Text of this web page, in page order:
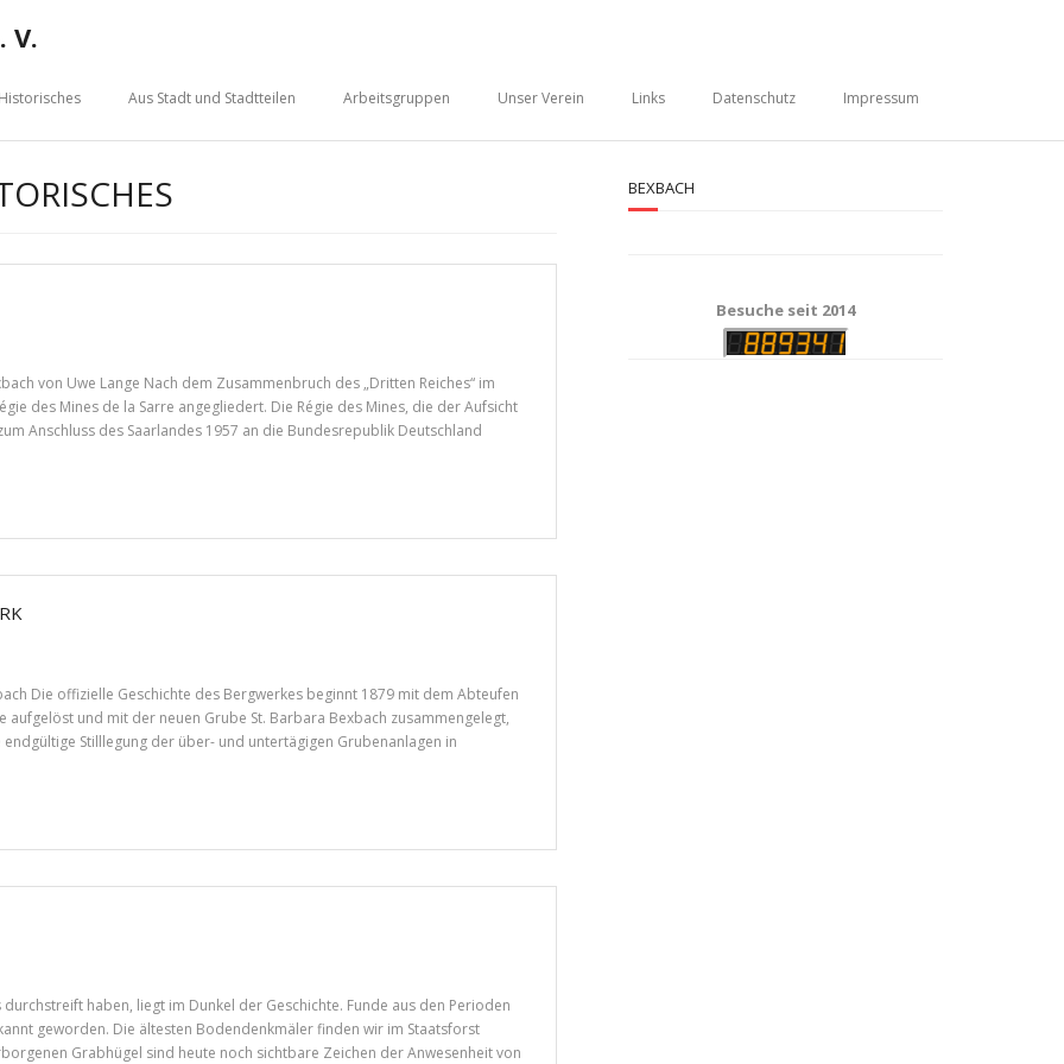
V.
Historisches Aus Stadt und Stadtteilen Arbeitsgruppen Unser Verein Links Datenschutz Impressum
von Uwe Lange Nach dem Zusammenbruch des „Dritten Reiches“ im
des Mines de la Sarre angegliedert. Die Régie des Mines, die der Aufsicht
Anschluss des Saarlandes 1957 an die Bundesrepublik Deutschland
Die offizielle Geschichte des Bergwerkes beginnt 1879 mit dem Abteufen
aufgelöst und mit der neuen Grube St. Barbara Bexbach zusammengelegt,
Stilllegung der über- und untertägigen Grubenanlagen in
haben, liegt im Dunkel der Geschichte. Funde aus den Perioden
geworden. Die ältesten Bodendenkmäler finden wir im Staatsforst
Grabhügel sind heute noch sichtbare Zeichen der Anwesenheit von
BEXBACH
Besuche seit 2014